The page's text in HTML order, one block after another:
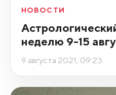
НОВОСТИ
неделю 9-15
9 августа 2021, 09:23